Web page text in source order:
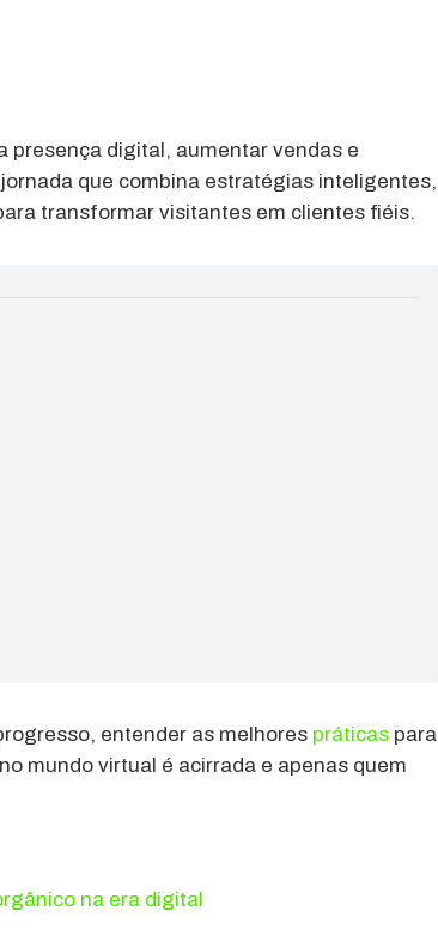
presença digital, aumentar vendas e
que combina estratégias inteligentes,
transformar visitantes em clientes fiéis.
entender as melhores práticas para
mundo virtual é acirrada e apenas quem
na era digital